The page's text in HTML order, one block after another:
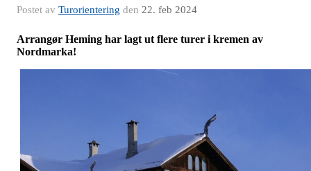
Postet av Turorientering den 22. feb 2024
Arrangør Heming har lagt ut flere turer i kremen av
Nordmarka!